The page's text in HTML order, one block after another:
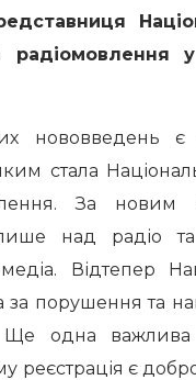
у
нововведень є
стала
За новим
над радіо
Відтепер
порушення та
одна важлива
реєстрація є